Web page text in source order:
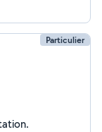
Particulier
ma présentation.